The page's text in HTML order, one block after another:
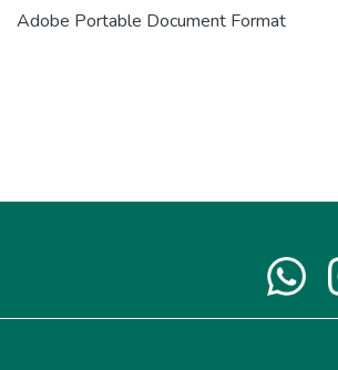
Adobe Portable Document Format